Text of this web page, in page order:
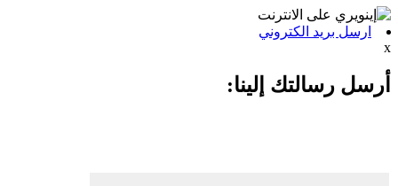
ارسل بريد الكتروني
x
أرسل رسالتك إلينا: